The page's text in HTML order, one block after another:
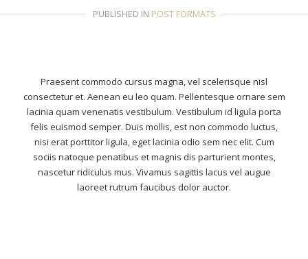
PUBLISHED IN POST FORMATS
Praesent commodo cursus magna, vel scelerisque nisl
consectetur et. Aenean eu leo quam. Pellentesque ornare sem
lacinia quam venenatis vestibulum. Vestibulum id ligula porta
felis euismod semper. Duis mollis, est non commodo luctus,
nisi erat porttitor ligula, eget lacinia odio sem nec elit. Cum
sociis natoque penatibus et magnis dis parturient montes,
nascetur ridiculus mus. Vivamus sagittis lacus vel augue
laoreet rutrum faucibus dolor auctor.